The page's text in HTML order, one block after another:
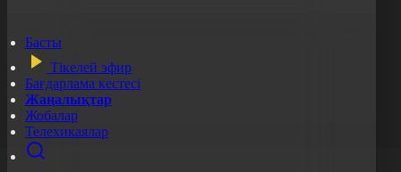
Басты
Тікелей эфир
Бағдарлама кестесі
Жаңалықтар
Жобалар
Телехикаялар